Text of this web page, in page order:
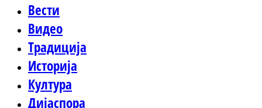
Вести
Видео
Традиција
Историја
Култура
Дијаспора